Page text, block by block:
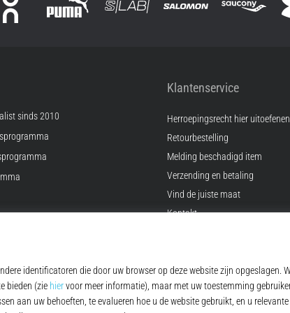
sinds 2010
Klantenservice
Herroepingsrecht hier uitoefenen
Retourbestelling
Melding beschadigd item
Verzending en betaling
Vind de juiste maat
Kontakt